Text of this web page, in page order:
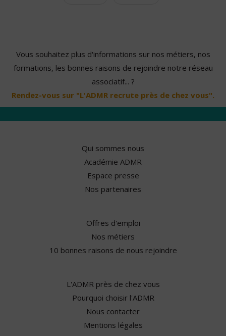
Vous souhaitez plus d'informations sur nos métiers, nos
formations, les bonnes raisons de rejoindre notre réseau
associatif... ?
Rendez-vous sur "L'ADMR recrute près de chez vous".
Qui sommes nous
Académie ADMR
Espace presse
Nos partenaires
Offres d'emploi
Nos métiers
10 bonnes raisons de nous rejoindre
L'ADMR près de chez vous
Pourquoi choisir l'ADMR
Nous contacter
Mentions légales